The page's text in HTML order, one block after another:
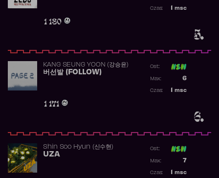
5.
1 180
msc
Czas:
6.
KANG SEUNG YOON (강승윤)
버선발 (FOLLOW)
1 171
Ost:
6
Max:
msc
Czas:
Shin Soo Hyun (신수현)
UZA
Ost:
7
Max:
msc
Czas: